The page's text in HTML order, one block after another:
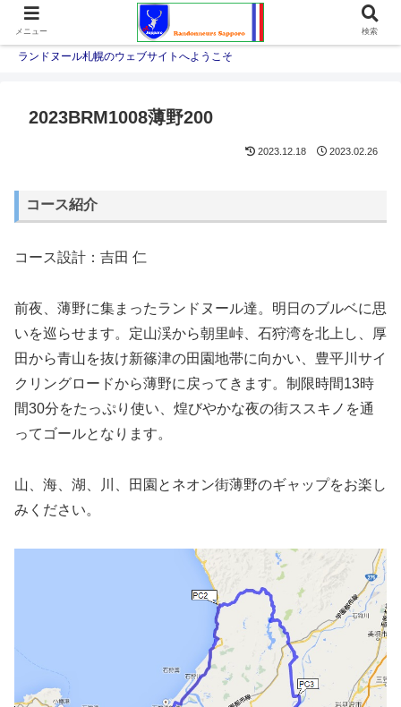
ランドヌール札幌のウェブサイトへようこそ
2023BRM1008薄野200
2023.12.18 2023.02.26
コース紹介
コース設計：吉田 仁
前夜、薄野に集まったランドヌール達。明日のブルベに思
いを巡らせます。定山渓から朝里峠、石狩湾を北上し、厚
田から青山を抜け新篠津の田園地帯に向かい、豊平川サイ
クリングロードから薄野に戻ってきます。制限時間13時
間30分をたっぷり使い、煌びやかな夜の街ススキノを通
ってゴールとなります。
山、海、湖、川、田園とネオン街薄野のギャップをお楽し
みください。
メニュー 検索